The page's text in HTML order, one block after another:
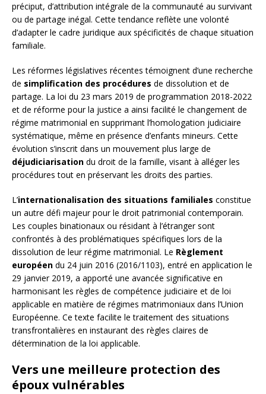
préciput, d’attribution intégrale de la communauté au survivant
ou de partage inégal. Cette tendance reflète une volonté
d’adapter le cadre juridique aux spécificités de chaque situation
familiale.
Les réformes législatives récentes témoignent d’une recherche
de simplification des procédures de dissolution et de
partage. La loi du 23 mars 2019 de programmation 2018-2022
et de réforme pour la justice a ainsi facilité le changement de
régime matrimonial en supprimant l’homologation judiciaire
systématique, même en présence d’enfants mineurs. Cette
évolution s’inscrit dans un mouvement plus large de
déjudiciarisation du droit de la famille, visant à alléger les
procédures tout en préservant les droits des parties.
L’internationalisation des situations familiales constitue
un autre défi majeur pour le droit patrimonial contemporain.
Les couples binationaux ou résidant à l’étranger sont
confrontés à des problématiques spécifiques lors de la
dissolution de leur régime matrimonial. Le Règlement
européen du 24 juin 2016 (2016/1103), entré en application le
29 janvier 2019, a apporté une avancée significative en
harmonisant les règles de compétence judiciaire et de loi
applicable en matière de régimes matrimoniaux dans l’Union
Européenne. Ce texte facilite le traitement des situations
transfrontalières en instaurant des règles claires de
détermination de la loi applicable.
Vers une meilleure protection des
époux vulnérables